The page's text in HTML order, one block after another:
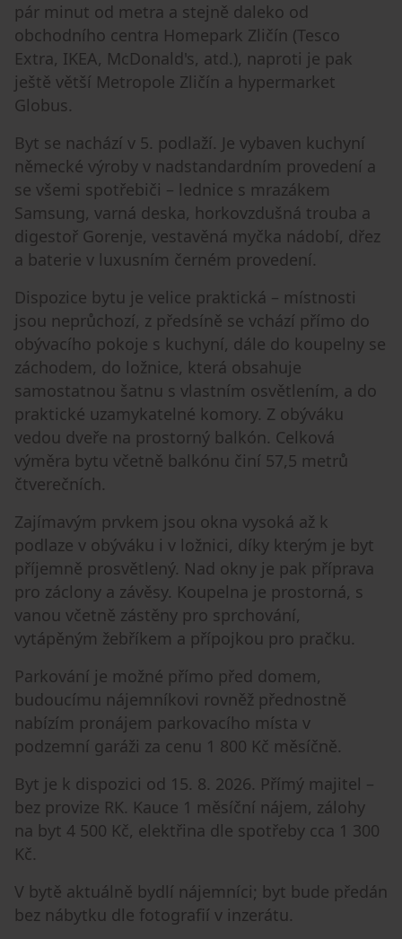
pár minut od metra a stejně daleko od
obchodního centra Homepark Zličín (Tesco
Extra, IKEA, McDonald's, atd.), naproti je pak
ještě větší Metropole Zličín a hypermarket
Globus.
Byt se nachází v 5. podlaží. Je vybaven kuchyní
německé výroby v nadstandardním provedení a
se všemi spotřebiči – lednice s mrazákem
Samsung, varná deska, horkovzdušná trouba a
digestoř Gorenje, vestavěná myčka nádobí, dřez
a baterie v luxusním černém provedení.
Dispozice bytu je velice praktická – místnosti
jsou neprůchozí, z předsíně se vchází přímo do
obývacího pokoje s kuchyní, dále do koupelny se
záchodem, do ložnice, která obsahuje
samostatnou šatnu s vlastním osvětlením, a do
praktické uzamykatelné komory. Z obýváku
vedou dveře na prostorný balkón. Celková
výměra bytu včetně balkónu činí 57,5 metrů
čtverečních.
Zajímavým prvkem jsou okna vysoká až k
podlaze v obýváku i v ložnici, díky kterým je byt
příjemně prosvětlený. Nad okny je pak příprava
pro záclony a závěsy. Koupelna je prostorná, s
vanou včetně zástěny pro sprchování,
vytápěným žebříkem a přípojkou pro pračku.
Parkování je možné přímo před domem,
budoucímu nájemníkovi rovněž přednostně
nabízím pronájem parkovacího místa v
podzemní garáži za cenu 1 800 Kč měsíčně.
Byt je k dispozici od 15. 8. 2026. Přímý majitel –
bez provize RK. Kauce 1 měsíční nájem, zálohy
na byt 4 500 Kč, elektřina dle spotřeby cca 1 300
Kč.
V bytě aktuálně bydlí nájemníci; byt bude předán
bez nábytku dle fotografií v inzerátu.